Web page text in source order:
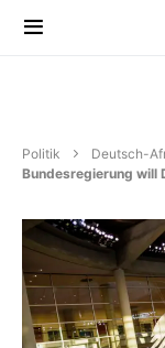
Politik Deutsch-
Bundesregierung will